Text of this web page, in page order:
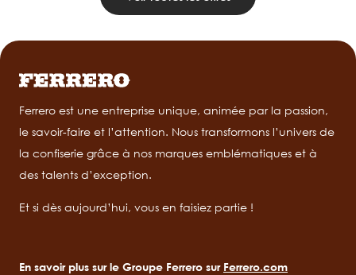
Ferrero est une entreprise unique, animée par la passion,
le savoir-faire et l’attention. Nous transformons l’univers de
la confiserie grâce à nos marques emblématiques et à
des talents d’exception.
Et si dès aujourd’hui, vous en faisiez partie !
En savoir plus sur le Groupe Ferrero sur Ferrero.com